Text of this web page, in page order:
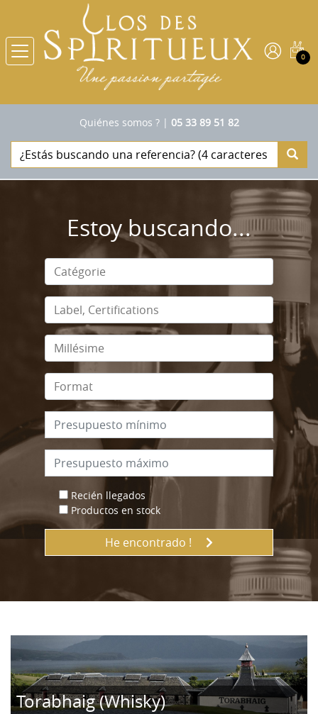
0
Quiénes somos ?| 05 33 89 51 82
Estoy buscando...
Recién llegados
Productos en stock
He encontrado !
Torabhaig (Whisky)